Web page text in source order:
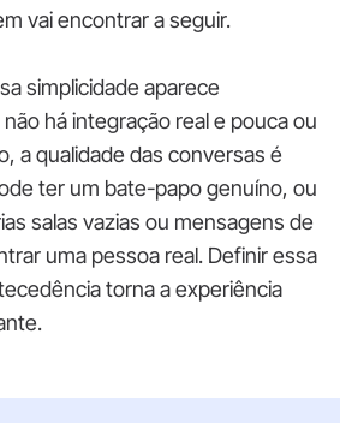
vai encontrar a seguir.
simplicidade aparece
há integração real e pouca ou
a qualidade das conversas é
ter um bate-papo genuíno, ou
salas vazias ou mensagens de
uma pessoa real. Definir essa
torna a experiência